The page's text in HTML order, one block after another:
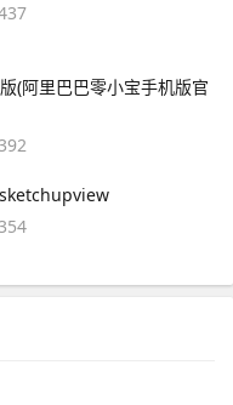
(阿里巴巴零小宝手机版官